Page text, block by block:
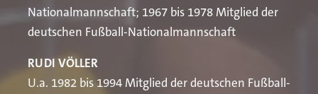
Nationalmannschaft; 1967 bis 1978 Mitglied der
deutschen Fußball-Nationalmannschaft
RUDI VÖLLER
U.a. 1982 bis 1994 Mitglied der deutschen Fußball-